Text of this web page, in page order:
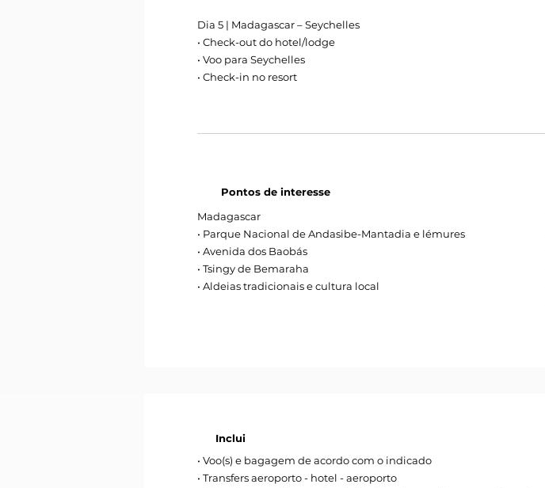
Dia 5 | Madagascar – Seychelles
• Check-out do hotel/lodge
• Voo para Seychelles
• Check-in no resort
Pontos de interesse
Madagascar
• Parque Nacional de Andasibe-Mantadia e lémures
• Avenida dos Baobás
• Tsingy de Bemaraha
• Aldeias tradicionais e cultura local
Inclui
• Voo(s) e bagagem de acordo com o indicado
• Transfers aeroporto - hotel - aeroporto